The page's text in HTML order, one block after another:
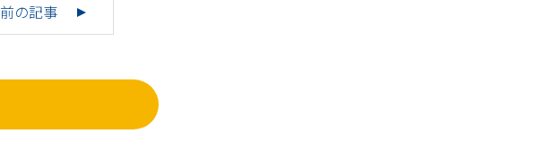
前の記事